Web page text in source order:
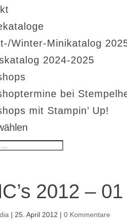
Winter-Minikatalog
2024-2025
bei
mit Stampin’ Up!
2012 – 01
| 25. April 2012 |0 Kommentare